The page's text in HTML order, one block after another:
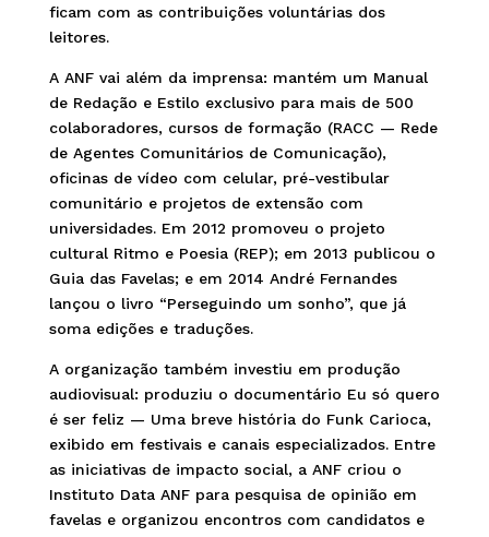
ficam com as contribuições voluntárias dos
leitores.
A ANF vai além da imprensa: mantém um Manual
de Redação e Estilo exclusivo para mais de 500
colaboradores, cursos de formação (RACC — Rede
de Agentes Comunitários de Comunicação),
oficinas de vídeo com celular, pré-vestibular
comunitário e projetos de extensão com
universidades. Em 2012 promoveu o projeto
cultural Ritmo e Poesia (REP); em 2013 publicou o
Guia das Favelas; e em 2014 André Fernandes
lançou o livro “Perseguindo um sonho”, que já
soma edições e traduções.
A organização também investiu em produção
audiovisual: produziu o documentário Eu só quero
é ser feliz — Uma breve história do Funk Carioca,
exibido em festivais e canais especializados. Entre
as iniciativas de impacto social, a ANF criou o
Instituto Data ANF para pesquisa de opinião em
favelas e organizou encontros com candidatos e